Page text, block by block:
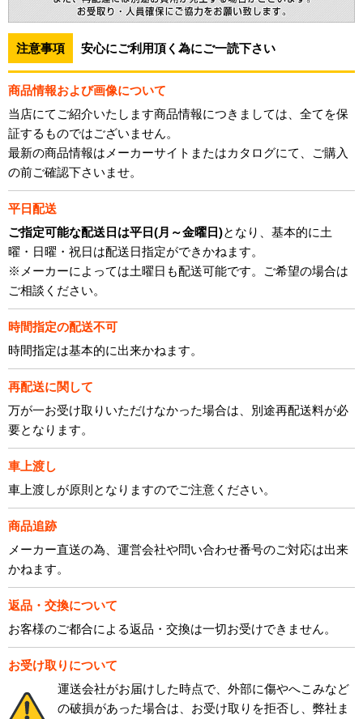
注意事項 安心にご利用頂く為にご一読下さい
商品情報および画像について
当店にてご紹介いたします商品情報につきましては、全てを保
証するものではございません。
最新の商品情報はメーカーサイトまたはカタログにて、ご購入
の前ご確認下さいませ。
平日配送
ご指定可能な配送日は平日(月～金曜日)となり、基本的に土
曜・日曜・祝日は配送日指定ができかねます。
※メーカーによっては土曜日も配送可能です。ご希望の場合は
ご相談ください。
時間指定の配送不可
時間指定は基本的に出来かねます。
再配送に関して
万が一お受け取りいただけなかった場合は、別途再配送料が必
要となります。
車上渡し
車上渡しが原則となりますのでご注意ください。
商品追跡
メーカー直送の為、運営会社や問い合わせ番号のご対応は出来
かねます。
返品・交換について
お客様のご都合による返品・交換は一切お受けできません。
お受け取りについて
運送会社がお届けした時点で、外部に傷やへこみなど
の破損があった場合は、お受け取りを拒否し、弊社ま